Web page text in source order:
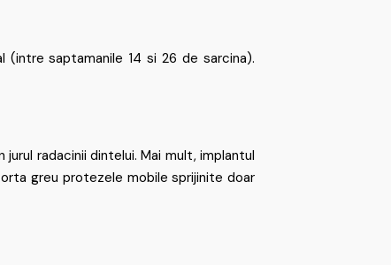
saptamanile 14 si 26 de sarcina).
radacinii dintelui. Mai mult, implantul
greu protezele mobile sprijinite doar